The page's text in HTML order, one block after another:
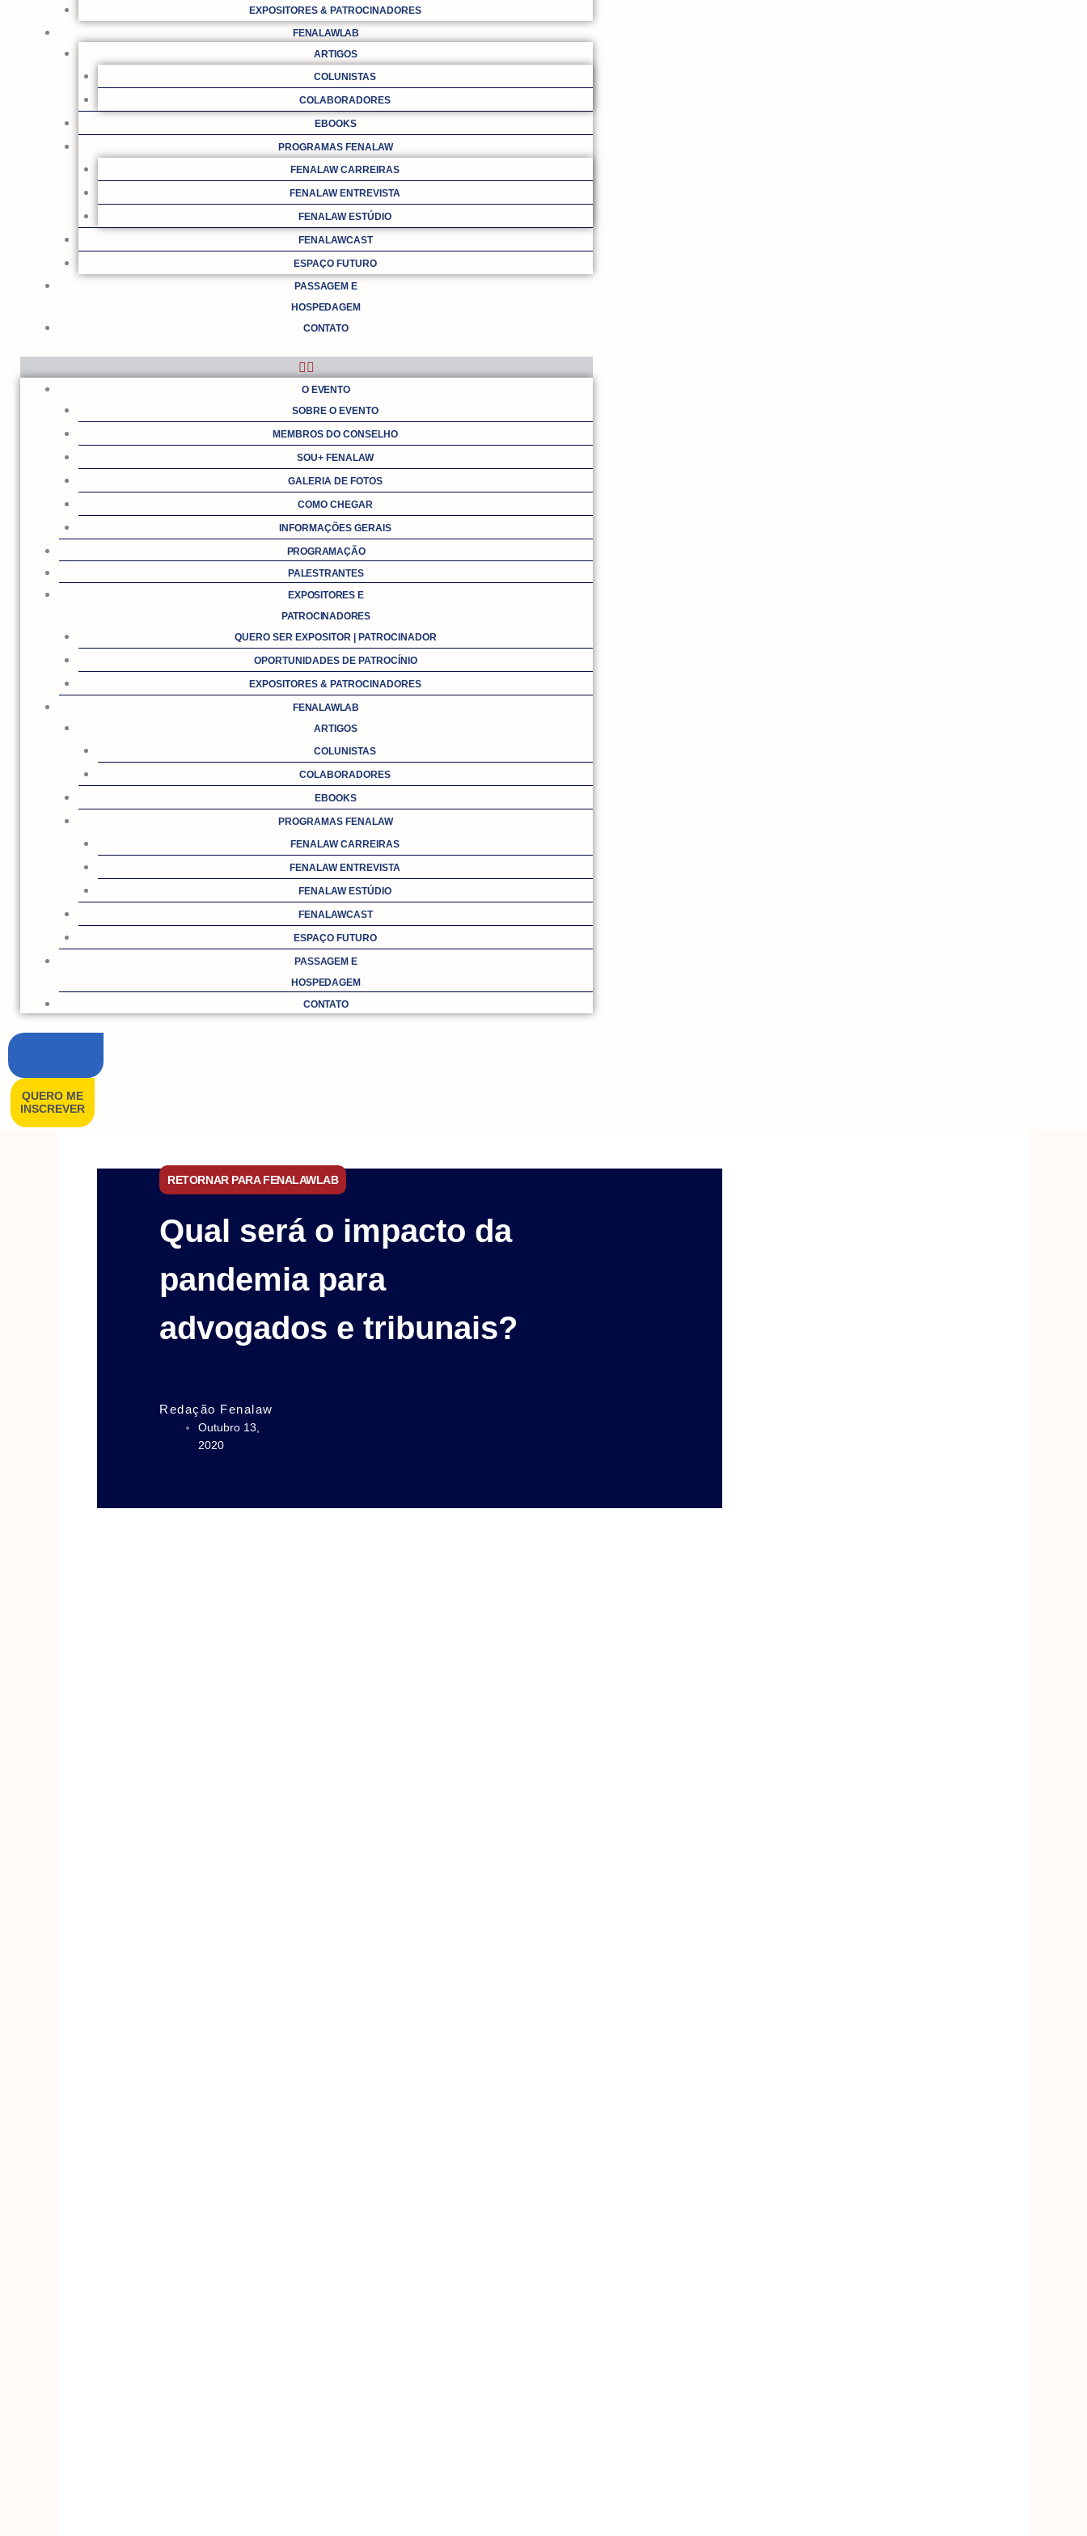
EXPOSITORES & PATROCINADORES
FENALAWLAB
ARTIGOS
COLUNISTAS
COLABORADORES
EBOOKS
PROGRAMAS FENALAW
FENALAW CARREIRAS
FENALAW ENTREVISTA
FENALAW ESTÚDIO
FENALAWCAST
ESPAÇO FUTURO
PASSAGEM E
HOSPEDAGEM
CONTATO
O EVENTO
SOBRE O EVENTO
MEMBROS DO CONSELHO
SOU+ FENALAW
GALERIA DE FOTOS
COMO CHEGAR
INFORMAÇÕES GERAIS
PROGRAMAÇÃO
PALESTRANTES
EXPOSITORES E
PATROCINADORES
QUERO SER EXPOSITOR | PATROCINADOR
OPORTUNIDADES DE PATROCÍNIO
EXPOSITORES & PATROCINADORES
FENALAWLAB
ARTIGOS
COLUNISTAS
COLABORADORES
EBOOKS
PROGRAMAS FENALAW
FENALAW CARREIRAS
FENALAW ENTREVISTA
FENALAW ESTÚDIO
FENALAWCAST
ESPAÇO FUTURO
PASSAGEM E
HOSPEDAGEM
CONTATO
QUERO ME
INSCREVER
RETORNAR PARA FENALAWLAB
Qual será o impacto da
pandemia para
advogados e tribunais?
Redação Fenalaw
Outubro 13,
2020